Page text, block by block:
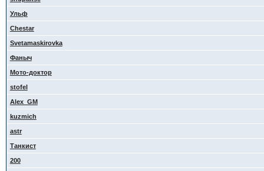
Ульф
Сhestar
Svetamaskirovka
Фаныч
Мото-доктор
stofel
Alex_GM
kuzmich
astr
Танкист
200